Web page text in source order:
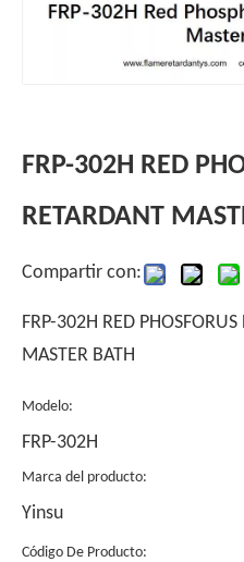
FRP-302H RED
RETARDANT
Compartir con:
FRP-302H RED
MASTER BATH
Modelo:
FRP-302H
Marca del producto:
Yinsu
Código De Producto: